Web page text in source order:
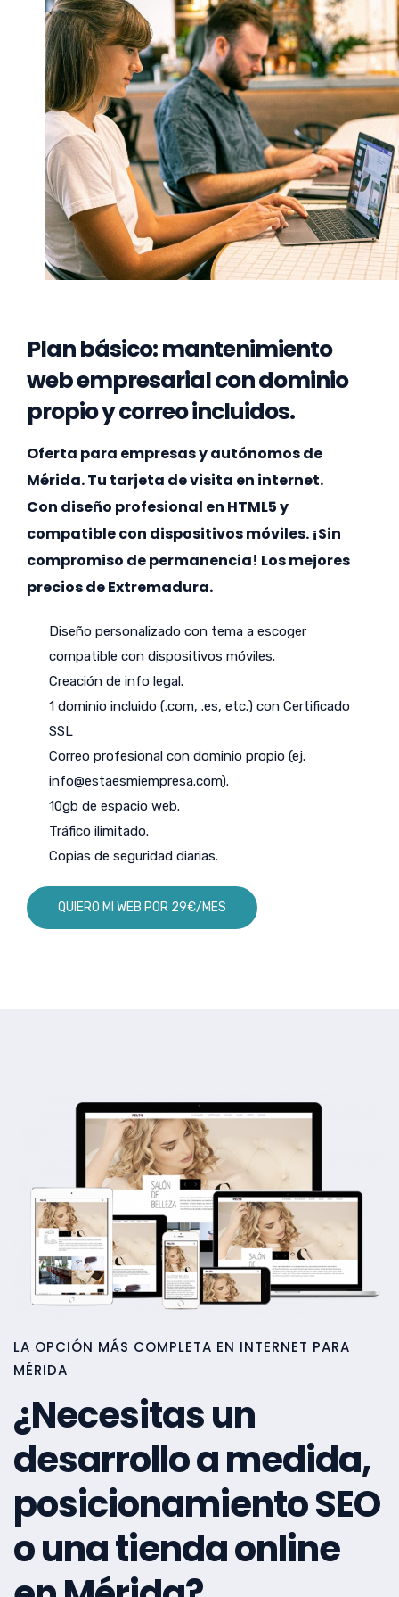
Plan básico: mantenimiento
web empresarial con dominio
propio y correo incluidos.
Oferta para empresas y autónomos de
Mérida. Tu tarjeta de visita en internet.
Con diseño profesional en HTML5 y
compatible con dispositivos móviles. ¡Sin
compromiso de permanencia! Los mejores
precios de Extremadura.
Diseño personalizado con tema a escoger
compatible con dispositivos móviles.
Creación de info legal.
1 dominio incluido (.com, .es, etc.) con Certificado
SSL
Correo profesional con dominio propio (ej.
info@estaesmiempresa.com).
10gb de espacio web.
Tráfico ilimitado.
Copias de seguridad diarias.
QUIERO MI WEB POR 29€/MES
LA OPCIÓN MÁS COMPLETA EN INTERNET PARA
MÉRIDA
¿Necesitas un
desarrollo a medida,
posicionamiento SEO
o una tienda online